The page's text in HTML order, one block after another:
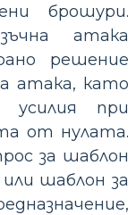
брошури.
атака
решение
атака, като
при
от нулата.
за шаблон
шаблон за